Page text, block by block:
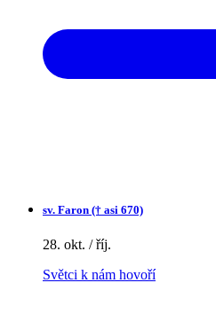
sv. Faron († asi 670)
28. okt. / říj.
Světci k nám hovoří